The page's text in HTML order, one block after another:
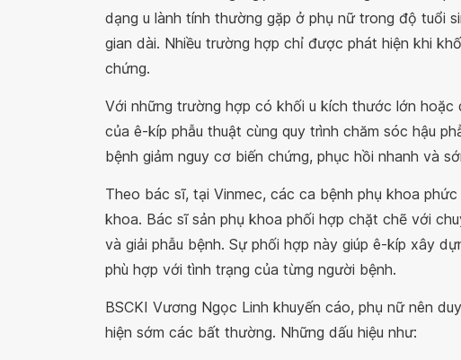
dạng u lành tính thường gặp ở phụ nữ trong độ tuổi
gian dài. Nhiều trường hợp chỉ được phát hiện khi
chứng.
Với những trường hợp có khối u kích thước lớn hoặc
của ê-kíp phẫu thuật cùng quy trình chăm sóc hậu
bệnh giảm nguy cơ biến chứng, phục hồi nhanh và
Theo bác sĩ, tại Vinmec, các ca bệnh phụ khoa
khoa. Bác sĩ sản phụ khoa phối hợp chặt chẽ với
và giải phẫu bệnh. Sự phối hợp này giúp ê-kíp xây
phù hợp với tình trạng của từng người bệnh.
BSCKI Vương Ngọc Linh khuyến cáo, phụ nữ nên
hiện sớm các bất thường. Những dấu hiệu như: